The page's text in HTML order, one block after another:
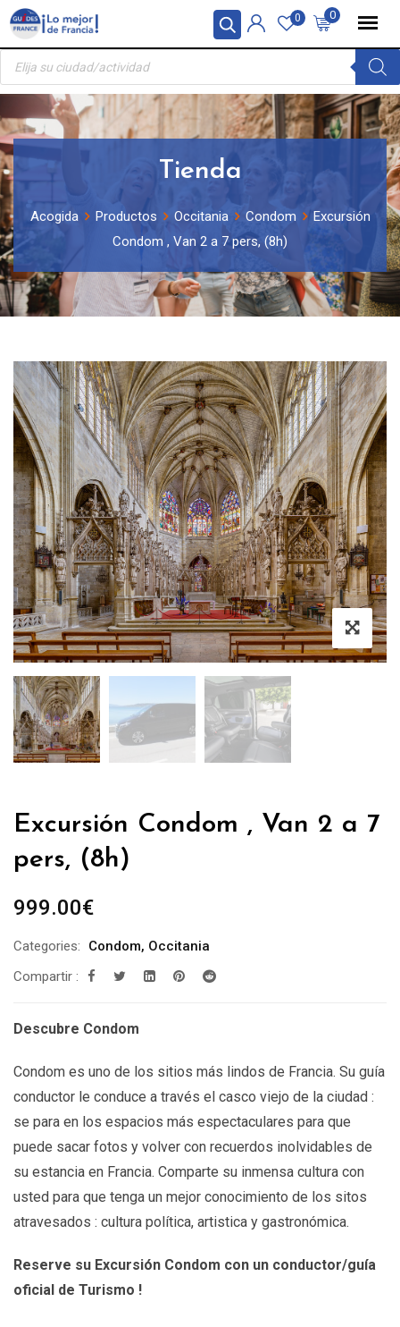
Panel de gestión de cookies
Skip
content
0
0
Búsqueda
productos
Tienda
Acogida Productos Occitania Condom
Excursión
Condom , Van 2 a 7 pers, (8h)
Excursión Condom , Van 2 a 7
pers, (8h)
999.00€
Categories: Condom, Occitania
Compartir :
Descubre Condom
Condom es uno de los sitios más lindos de Francia. Su guía
conductor le conduce a través el casco viejo de la ciudad :
se para en los espacios más espectaculares para que
puede sacar fotos y volver con recuerdos inolvidables de
su estancia en Francia. Comparte su inmensa cultura con
usted para que tenga un mejor conocimiento de los sitos
atravesados : cultura política, artistica y gastronómica.
Reserve su Excursión Condom con un conductor/guía
oficial de Turismo !